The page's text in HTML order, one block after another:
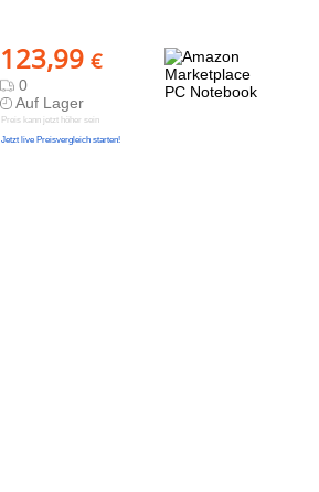
123,99 €
0
Auf Lager
Preis kann jetzt höher sein
Jetzt live Preisvergleich starten!